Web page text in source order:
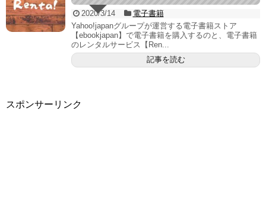
2020/3/14
電子書籍
Yahoo!japanグループが運営する電子書籍ストア
【ebookjapan】で電子書籍を購入するのと、電子書籍
のレンタルサービス【Ren...
記事を読む
スポンサーリンク